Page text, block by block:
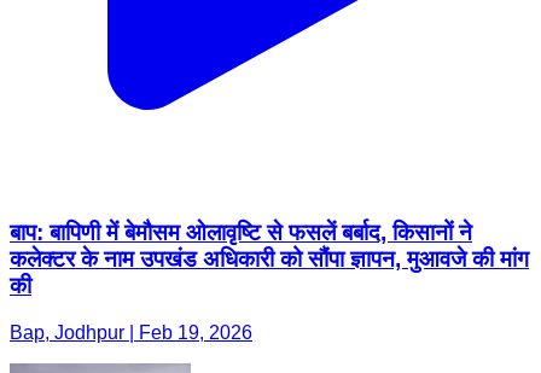
बाप: बापिणी में बेमौसम ओलावृष्टि से फसलें बर्बाद, किसानों ने
कलेक्टर के नाम उपखंड अधिकारी को सौंपा ज्ञापन, मुआवजे की मांग
की
Bap, Jodhpur | Feb 19, 2026